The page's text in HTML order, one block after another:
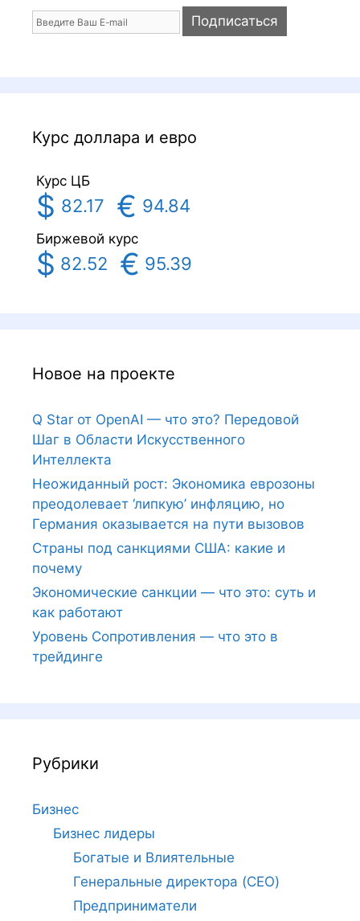
Курс доллара и евро
Курс ЦБ
$ 82.17 € 94.84
Биржевой курс
$ 82.52 € 95.39
Новое на проекте
Q Star от OpenAI — что это? Передовой
Шаг в Области Искусственного
Интеллекта
Неожиданный рост: Экономика еврозоны
преодолевает ‘липкую’ инфляцию, но
Германия оказывается на пути вызовов
Страны под санкциями США: какие и
почему
Экономические санкции — что это: суть и
как работают
Уровень Сопротивления — что это в
трейдинге
Рубрики
Бизнес
Бизнес лидеры
Богатые и Влиятельные
Генеральные директора (CEO)
Предприниматели